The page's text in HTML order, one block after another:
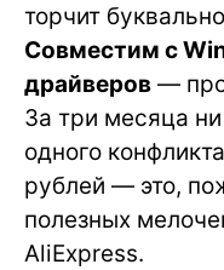
торчит
Совместим с
драйверов —
За три месяца
одного
рублей — это,
полезных
AliExpress.